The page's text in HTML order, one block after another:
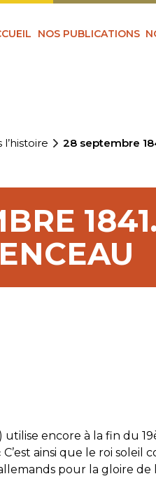
NOS PUBLICATIONS
28 septembre
encore à la fin du
ainsi que le roi soleil
pour la gloire de